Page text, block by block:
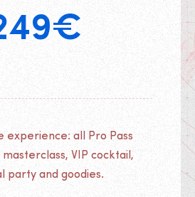
€
experience: all Pro Pass
masterclass, VIP cocktail,
party and goodies.